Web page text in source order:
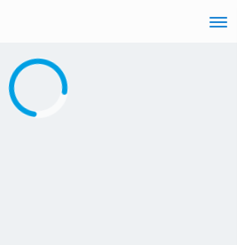
Caricamento in corso...